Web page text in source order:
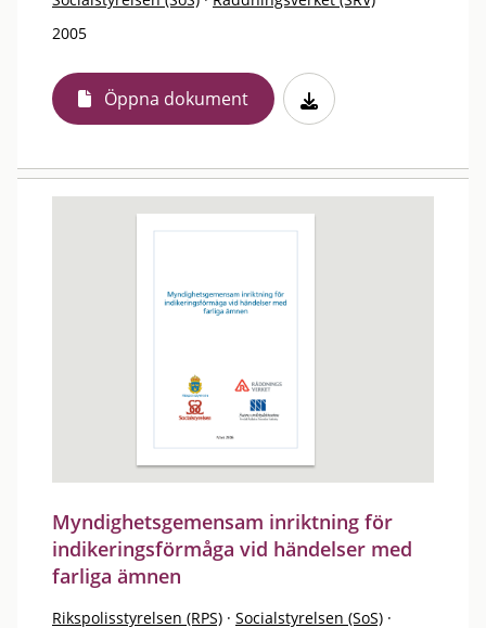
2005
Öppna dokument
Myndighetsgemensam inriktning för
indikeringsförmåga vid händelser med
farliga ämnen
Rikspolisstyrelsen (RPS) · Socialstyrelsen (SoS) ·